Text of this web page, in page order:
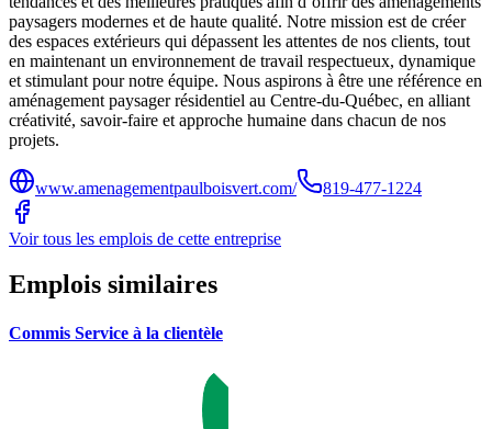
paysagers modernes et de haute qualité. Notre mission est de créer
des espaces extérieurs qui dépassent les attentes de nos clients, tout
en maintenant un environnement de travail respectueux, dynamique
et stimulant pour notre équipe. Nous aspirons à être une référence en
aménagement paysager résidentiel au Centre-du-Québec, en alliant
créativité, savoir-faire et approche humaine dans chacun de nos
projets.
www.amenagementpaulboisvert.com/ 819-477-1224
Voir tous les emplois de cette entreprise
Emplois similaires
Commis Service à la clientèle